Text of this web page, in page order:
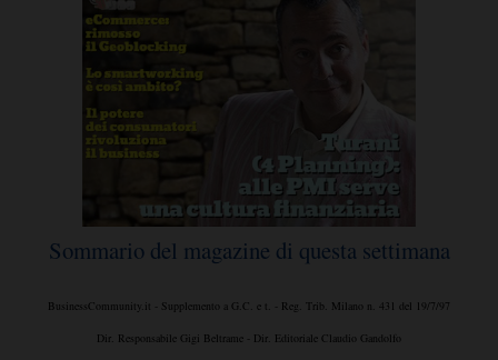
Sommario del magazine di questa settimana
BusinessCommunity.it - Supplemento a G.C. e t. - Reg. Trib. Milano n. 431 del 19/7/97
Dir. Responsabile Gigi Beltrame - Dir. Editoriale Claudio Gandolfo